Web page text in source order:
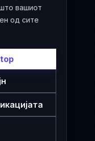
вашиот
од сите